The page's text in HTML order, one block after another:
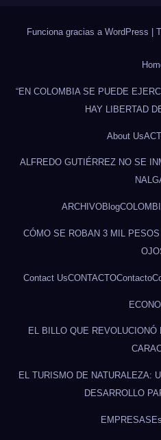
Funciona gracias a WordPress |
“EN COLOMBIA SE PUEDE
HAY LIBERTAD
About Us
ALFREDO GUTIÉRREZ NO SE
ARCHIVOBlog
CÓMO SE ROBAN 3 MIL
Contact UsCONTACTOContacto
EL BILLO QUE
EL TURISMO DE NATURALEZA:
DESARROLLO
EMPRESAS